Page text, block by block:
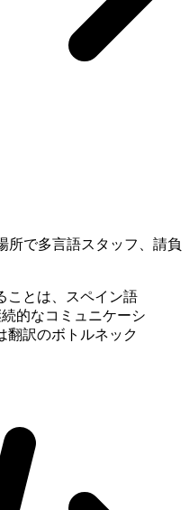
所で多言語スタッフ、請負
ことは、スペイン語
的なコミュニケーシ
翻訳のボトルネック